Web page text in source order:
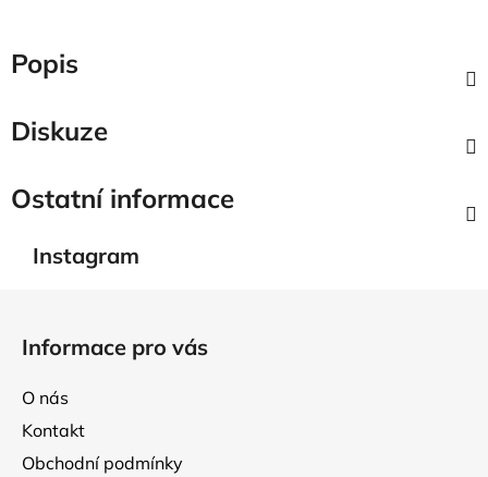
Popis
Diskuze
Ostatní informace
Instagram
Informace pro vás
O nás
Kontakt
Obchodní podmínky